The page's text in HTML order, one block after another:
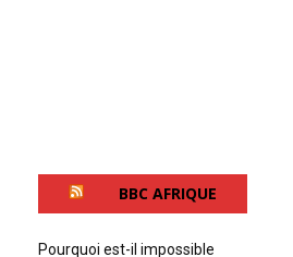
BBC AFRIQUE
Pourquoi est-il impossible